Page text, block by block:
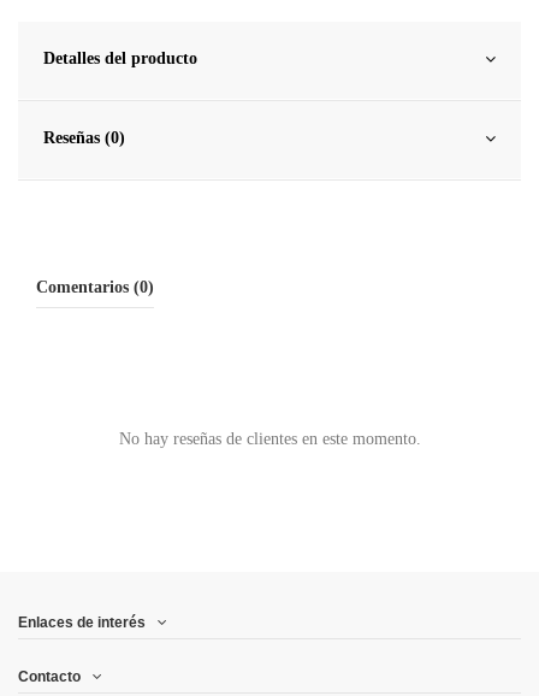
Detalles del producto
Reseñas (0)
Comentarios (0)
No hay reseñas de clientes en este momento.
Enlaces de interés
Contacto